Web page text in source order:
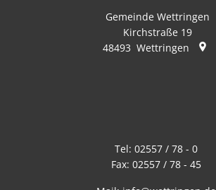
Gemeinde Wettringen
Kirchstraße 19
48493 Wettringen
Tel: 02557 / 78 - 0
Fax: 02557 / 78 - 45